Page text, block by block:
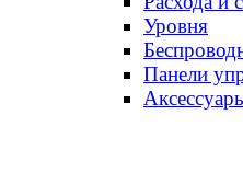
Уровня
Панели